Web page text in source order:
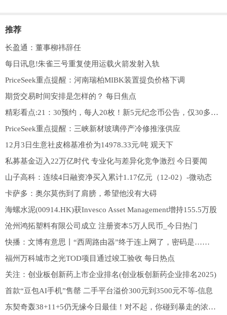
推荐
长盈通：董事柳祎辞任
每日讯息!朱雀三号重复使用运载火箭发射入轨
PriceSeek重点提醒：河南瑞柏MIBK装置提负价格下调
期货交易时间安排是怎样的？ 每日焦点
精彩看点:21：30预约，每人20枚！新5元纪念币公告，仅30多万人能约到！
PriceSeek重点提醒：三峡新材玻璃停产冷修推涨供应
12月3日生意社皮棉基准价为14978.33元/吨 观天下
私募基金迈入22万亿时代 专业化与差异化竞争激烈 今日要闻
山子高科：连续4日融资净买入累计1.17亿元（12-02）-微动态
卡萨多：奥尔莫伤到了肩膀，希望他没有大碍
海螺水泥(00914.HK)获Invesco Asset Management增持155.5万股
沧州鸿拓塑料有限公司成立 注册资本5万人民币_今日热门
快播：文博有意思丨“西周路由器”终于连上网了，密码是……
福州万科城市之光TOD项目通过竣工验收 每日热点
关注：创业板创新药上市企业排名(创业板创新药企业排名2025)
首款“豆包AI手机”售罄 二手平台溢价300元到3500元不等-信息
东契奇轰38+11+5仍无缘今日最佳！对不起，你碰到暴走的浓眉了